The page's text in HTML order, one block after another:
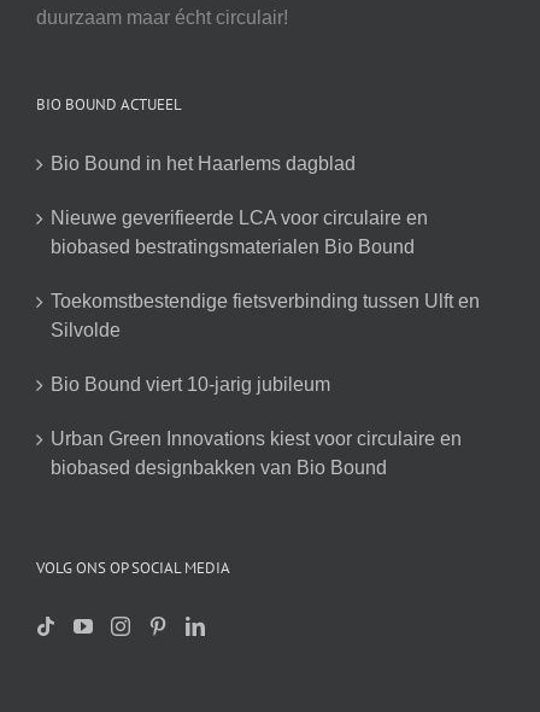
duurzaam maar écht circulair!
BIO BOUND ACTUEEL
Bio Bound in het Haarlems dagblad
Nieuwe geverifieerde LCA voor circulaire en
biobased bestratingsmaterialen Bio Bound
Toekomstbestendige fietsverbinding tussen Ulft en
Silvolde
Bio Bound viert 10-jarig jubileum
Urban Green Innovations kiest voor circulaire en
biobased designbakken van Bio Bound
VOLG ONS OP SOCIAL MEDIA